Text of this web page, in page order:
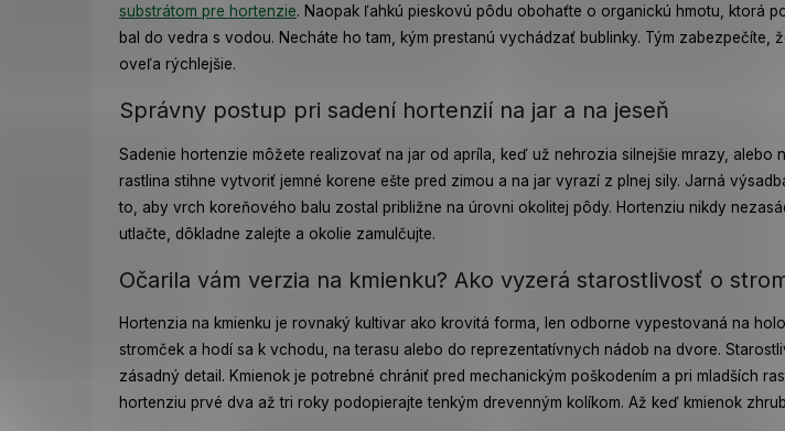
substrátom pre hortenzie. Naopak ľahkú pieskovú pôdu obohaťte o organickú hmotu, ktorá
bal do vedra s vodou. Necháte ho tam, kým prestanú vychádzať bublinky. Tým
oveľa rýchlejšie.
Správny postup pri sadení hortenzií na jar a na jeseň
Sadenie hortenzie môžete realizovať na jar od apríla, keď už nehrozia silnejšie mrazy,
rastlina stihne vytvoriť jemné korene ešte pred zimou a na jar vyrazí z plnej sily. Jarná
to, aby vrch koreňového balu zostal približne na úrovni okolitej pôdy. Hortenziu nikdy
utlačte, dôkladne zalejte a okolie zamulčujte.
Očarila vám verzia na kmienku? Ako vyzerá starostlivosť o
Hortenzia na kmienku je rovnaký kultivar ako krovitá forma, len odborne vypestovaná na
stromček a hodí sa k vchodu, na terasu alebo do reprezentatívnych nádob na dvore.
zásadný detail. Kmienok je potrebné chrániť pred mechanickým poškodením a pri mladších
hortenziu prvé dva až tri roky podopierajte tenkým drevenným kolíkom. Až keď kmienok